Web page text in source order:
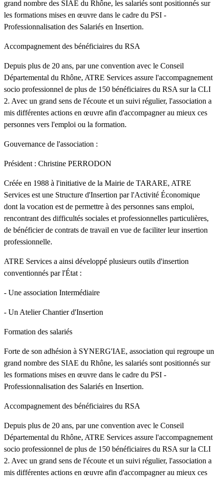
grand nombre des SIAE du Rhône, les salariés sont positionnés sur
les formations mises en œuvre dans le cadre du PSI -
Professionnalisation des Salariés en Insertion.
Accompagnement des bénéficiaires du RSA
Depuis plus de 20 ans, par une convention avec le Conseil
Départemental du Rhône, ATRE Services assure l'accompagnement
socio professionnel de plus de 150 bénéficiaires du RSA sur la CLI
2. Avec un grand sens de l'écoute et un suivi régulier, l'association a
mis différentes actions en œuvre afin d'accompagner au mieux ces
personnes vers l'emploi ou la formation.
Gouvernance de l'association :
Président : Christine PERRODON
Créée en 1988 à l'initiative de la Mairie de TARARE, ATRE
Services est une Structure d'Insertion par l'Activité Économique
dont la vocation est de permettre à des personnes sans emploi,
rencontrant des difficultés sociales et professionnelles particulières,
de bénéficier de contrats de travail en vue de faciliter leur insertion
professionnelle.
ATRE Services a ainsi développé plusieurs outils d'insertion
conventionnés par l'État :
- Une association Intermédiaire
- Un Atelier Chantier d'Insertion
Formation des salariés
Forte de son adhésion à SYNERG'IAE, association qui regroupe un
grand nombre des SIAE du Rhône, les salariés sont positionnés sur
les formations mises en œuvre dans le cadre du PSI -
Professionnalisation des Salariés en Insertion.
Accompagnement des bénéficiaires du RSA
Depuis plus de 20 ans, par une convention avec le Conseil
Départemental du Rhône, ATRE Services assure l'accompagnement
socio professionnel de plus de 150 bénéficiaires du RSA sur la CLI
2. Avec un grand sens de l'écoute et un suivi régulier, l'association a
mis différentes actions en œuvre afin d'accompagner au mieux ces